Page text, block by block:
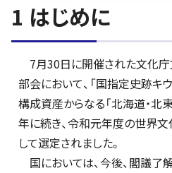
1 はじめに
7月30日に開催された文化
部会において、「国指定史跡キ
構成資産からなる「北海道・北
年に続き、令和元年度の世界
して選定されました。
国においては、今後、閣議